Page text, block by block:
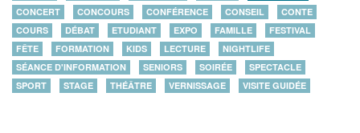
CONCERT
CONCOURS CONFÉRENCE CONSEIL
CONTE
COURS
DÉBAT ETUDIANT EXPO FAMILLE
FESTIVAL
FÊTE
FORMATION KIDS LECTURE
NIGHTLIFE
SÉANCE D'INFORMATION
SENIORS SOIRÉE
SPECTACLE
SPORT
STAGE THÉÂTRE VERNISSAGE VISITE GUIDÉE